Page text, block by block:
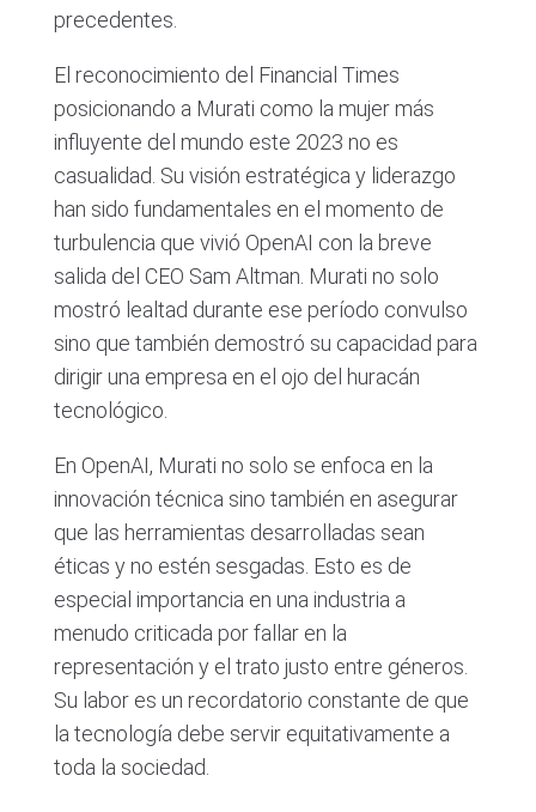
precedentes.
El reconocimiento del Financial Times
posicionando a Murati como la mujer más
influyente del mundo este 2023 no es
casualidad. Su visión estratégica y liderazgo
han sido fundamentales en el momento de
turbulencia que vivió OpenAI con la breve
salida del CEO Sam Altman. Murati no solo
mostró lealtad durante ese período convulso
sino que también demostró su capacidad para
dirigir una empresa en el ojo del huracán
tecnológico.
En OpenAI, Murati no solo se enfoca en la
innovación técnica sino también en asegurar
que las herramientas desarrolladas sean
éticas y no estén sesgadas. Esto es de
especial importancia en una industria a
menudo criticada por fallar en la
representación y el trato justo entre géneros.
Su labor es un recordatorio constante de que
la tecnología debe servir equitativamente a
toda la sociedad.